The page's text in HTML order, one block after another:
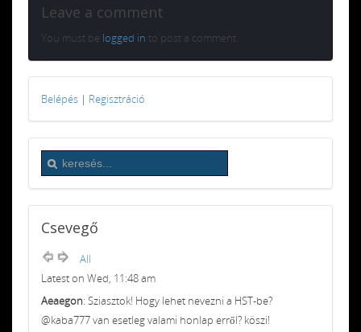
Leave a comment
You must be logged in to post a comment.
Belépés | Regisztráció
Csevegő
All
Latest on Wed, 11:48 am
Aeaegon: Sziasztok! Hogy lehet nevezni a HST-be?
@kaba777 van esetleg valami honlap erről? köszi!